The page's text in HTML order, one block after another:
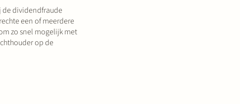
de dividendfraude
een of meerdere
zo snel mogelijk met
op de